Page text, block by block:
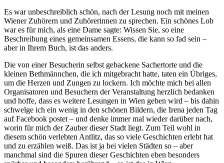
Es war unbeschreiblich schön, nach der Lesung noch mit meinen
Wiener Zuhörern und Zuhörerinnen zu sprechen. Ein schönes Lob
war es für mich, als eine Dame sagte: Wissen Sie, so eine
Beschreibung eines gemeinsamen Essens, die kann so fad sein –
aber in Ihrem Buch, ist das anders.
Die von einer Besucherin selbst gebackene Sachertorte und die
kleinen Bethmännchen, die ich mitgebracht hatte, taten ein Übriges,
um die Herzen und Zungen zu lockern. Ich möchte mich bei allen
Organisatoren und Besuchern der Veranstaltung herzlich bedanken
und hoffe, dass es weitere Lesungen in Wien geben wird – bis dahin
schwelge ich ein wenig in den schönen Bildern, die Irena jeden Tag
auf Facebook postet – und denke immer mal wieder darüber nach,
worin für mich der Zauber dieser Stadt liegt. Zum Teil wohl in
diesem schön verlebten Antlitz, das so viele Geschichten erlebt hat
und zu erzählen weiß. Das ist ja bei vielen Städten so – aber
manchmal sind die Spuren dieser Geschichten eben besonders